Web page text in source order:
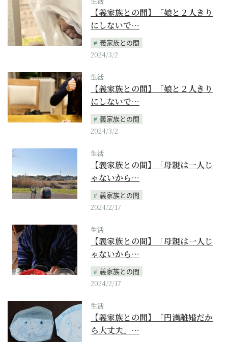
【義家族との間】「娘と２人きり
にしないで…
義家族との間
2024/3/2
生活
【義家族との間】「娘と２人きり
にしないで…
義家族との間
2024/3/2
生活
【義家族との間】「母親は一人じ
ゃないから…
義家族との間
2024/2/17
生活
【義家族との間】「母親は一人じ
ゃないから…
義家族との間
2024/2/17
生活
【義家族との間】「円満離婚だか
ら大丈夫」…